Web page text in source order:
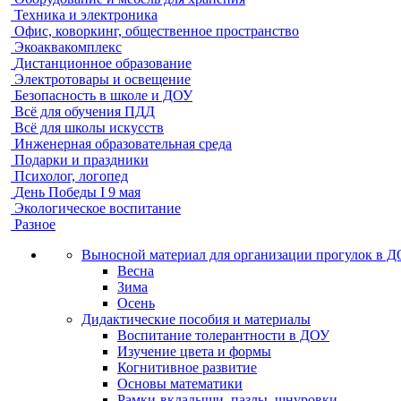
Техника и электроника
Офис, коворкинг, общественное пространство
Экоаквакомплекс
Дистанционное образование
Электротовары и освещение
Безопасность в школе и ДОУ
Всё для обучения ПДД
Всё для школы искусств
Инженерная образовательная среда
Подарки и праздники
Психолог, логопед
День Победы I 9 мая
Экологическое воспитание
Разное
Выносной материал для организации прогулок в
Весна
Зима
Осень
Дидактические пособия и материалы
Воспитание толерантности в ДОУ
Изучение цвета и формы
Когнитивное развитие
Основы математики